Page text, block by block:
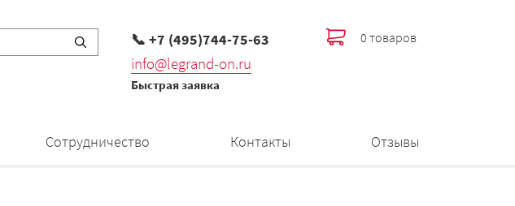
📞 +7 (495)744-75-63
info@legrand-on.ru
Быстрая заявка
0 товаров
Сотрудничество Контакты Отзывы